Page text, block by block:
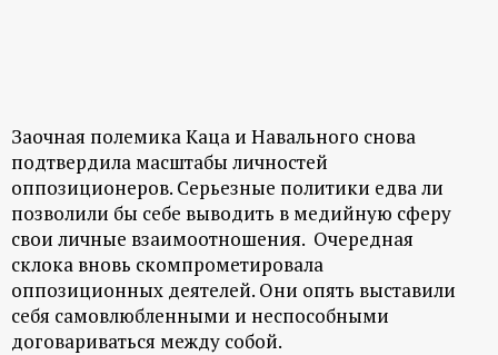
Заочная полемика Каца и Навального снова
подтвердила масштабы личностей
оппозиционеров. Серьезные политики едва ли
позволили бы себе выводить в медийную сферу
свои личные взаимоотношения. Очередная
склока вновь скомпрометировала
оппозиционных деятелей. Они опять выставили
себя самовлюбленными и неспособными
договариваться между собой.